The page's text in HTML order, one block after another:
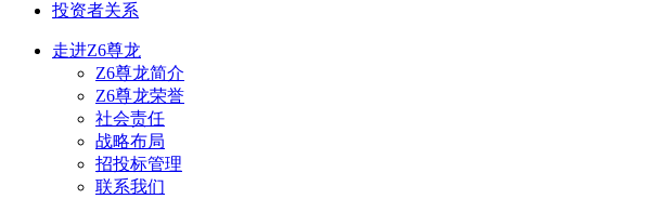
投资者关系
走进Z6尊龙
Z6尊龙简介
Z6尊龙荣誉
社会责任
战略布局
招投标管理
联系我们